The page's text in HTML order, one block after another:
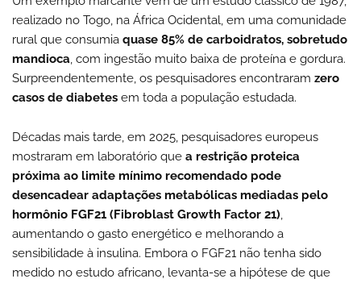
realizado no Togo, na África Ocidental, em uma comunidade
rural que consumia quase 85% de carboidratos, sobretudo
mandioca , com ingestão muito baixa de proteína e gordura.
Surpreendentemente, os pesquisadores encontraram zero
casos de diabetes em toda a população estudada.
Décadas mais tarde, em 2025, pesquisadores europeus
mostraram em laboratório que a restrição proteica
próxima ao limite mínimo recomendado pode
desencadear adaptações metabólicas mediadas pelo
hormônio FGF21 (Fibroblast Growth Factor 21)
aumentando o gasto energético e melhorando a
sensibilidade à insulina. Embora o FGF21 não tenha sido
medido no estudo africano, levanta-se a hipótese de que